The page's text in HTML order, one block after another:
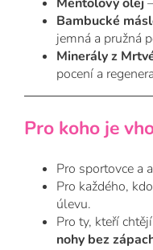
Bambucké
jemná a pružná
Minerály z
pocení a
Pro koho je
Pro sportovce a
Pro každého,
úlevu.
Pro ty, kteří
nohy bez